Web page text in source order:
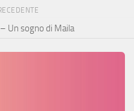
Un sogno di Maila